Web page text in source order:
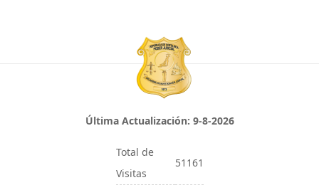
Última Actualización: 9-8-2026
Total de
Visitas
51161